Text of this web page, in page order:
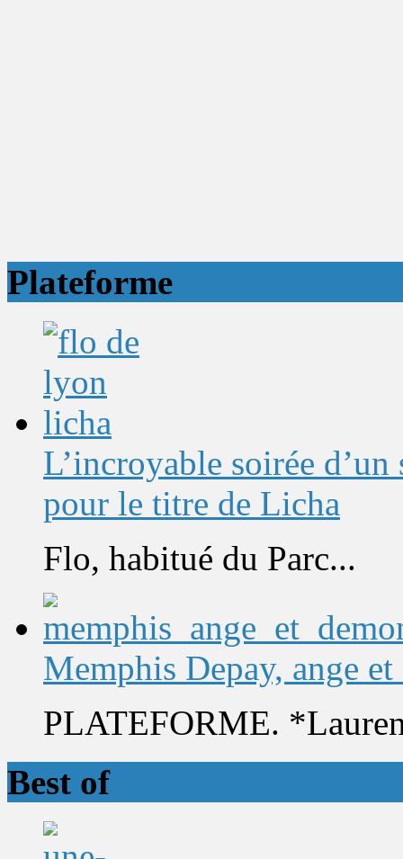
Plateforme
L’incroyable soirée
pour le titre de Licha
Flo, habitué du Parc...
Memphis Depay, ange et
PLATEFORME.
Best of